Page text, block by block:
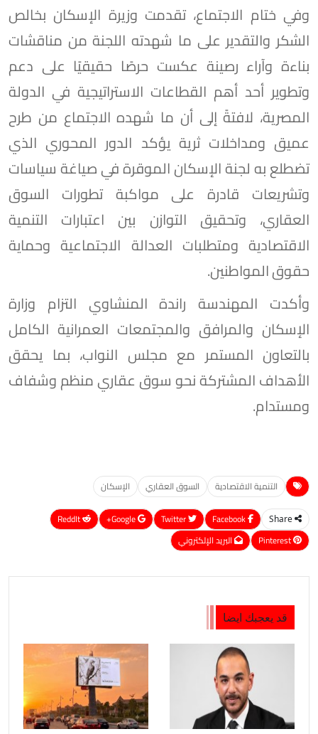
وفي ختام الاجتماع، تقدمت وزيرة الإسكان بخالص
الشكر والتقدير على ما شهدته اللجنة من مناقشات
بناءة وآراء رصينة عكست حرصًا حقيقيًا على دعم
وتطوير أحد أهم القطاعات الاستراتيجية في الدولة
المصرية، لافتةً إلى أن ما شهده الاجتماع من طرح
عميق ومداخلات ثرية يؤكد الدور المحوري الذي
تضطلع به لجنة الإسكان الموقرة في صياغة سياسات
وتشريعات قادرة على مواكبة تطورات السوق
العقاري، وتحقيق التوازن بين اعتبارات التنمية
الاقتصادية ومتطلبات العدالة الاجتماعية وحماية
حقوق المواطنين.
وأكدت المهندسة راندة المنشاوي التزام وزارة
الإسكان والمرافق والمجتمعات العمرانية الكامل
بالتعاون المستمر مع مجلس النواب، بما يحقق
الأهداف المشتركة نحو سوق عقاري منظم وشفاف
ومستدام.
التنمية الاقتصادية السوق العقاري الإسكان
Share
Google+
ReddIt
Pinterest
البريد الإلكتروني
قد يعجبك ايضا